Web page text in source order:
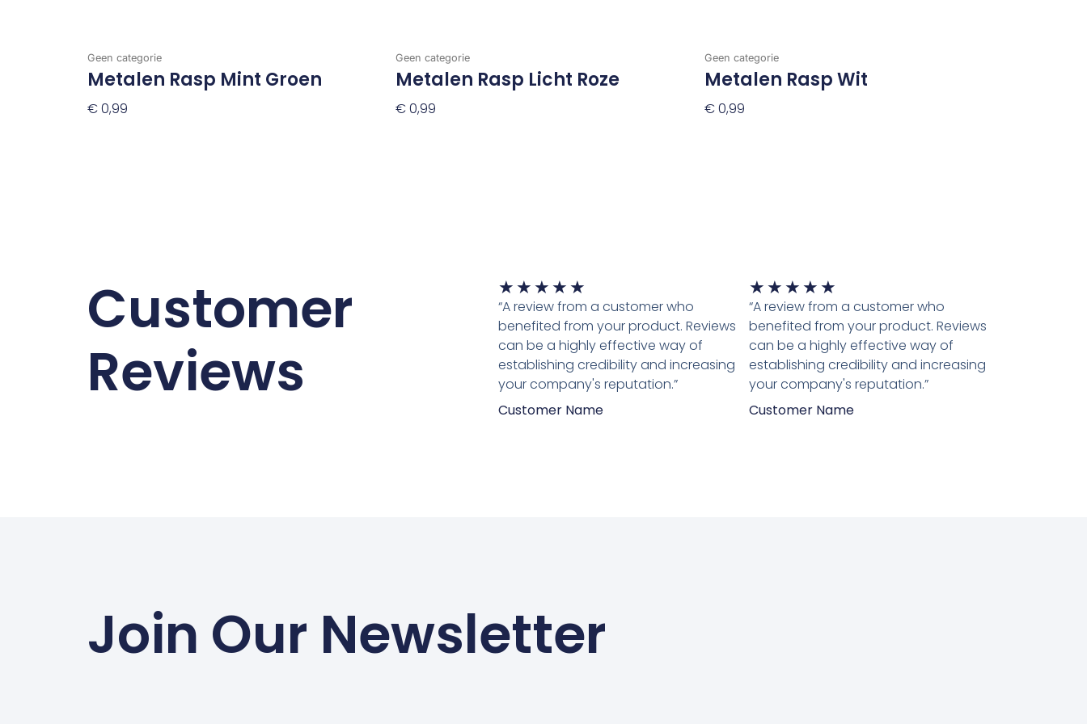
Geen categorie
Metalen Rasp Mint Groen
€0,99
Geen categorie
Metalen Rasp Licht Roze
€0,99
Geen categorie
Metalen Rasp Wit
€0,99
Customer
Reviews
★ ★ ★ ★ ★
5
van
5
“A review from a customer who
benefited from your product. Reviews
can be a highly effective way of
establishing credibility and increasing
your company's reputation.”
Customer Name
★ ★ ★ ★ ★
5
van
5
“A review from a customer who
benefited from your product. Reviews
can be a highly effective way of
establishing credibility and increasing
your company's reputation.”
Customer Name
Join Our Newsletter